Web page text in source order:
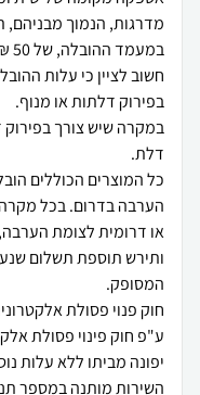
מדרגות, הנמוך מבניהם,
חשוב לציין כי עלות
כל המוצרים הכוללים
הערבה בדרום. בכל
ע"פ חוק פינוי פסולת